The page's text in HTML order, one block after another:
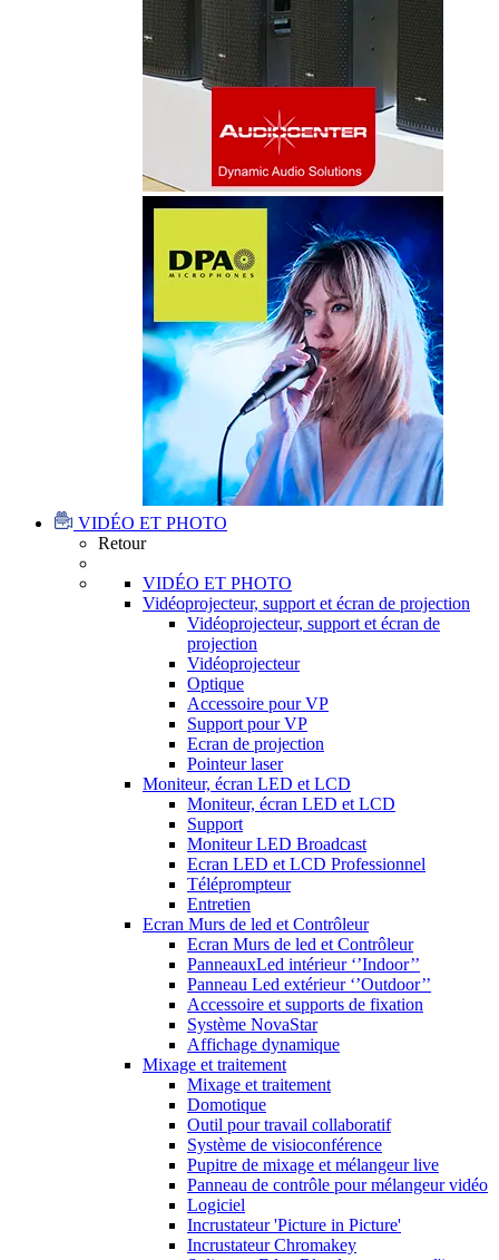
VIDÉO ET PHOTO
Retour
VIDÉO ET PHOTO
Vidéoprojecteur, support et écran de projection
Vidéoprojecteur, support et écran de
projection
Vidéoprojecteur
Optique
Accessoire pour VP
Support pour VP
Ecran de projection
Pointeur laser
Moniteur, écran LED et LCD
Moniteur, écran LED et LCD
Support
Moniteur LED Broadcast
Ecran LED et LCD Professionnel
Téléprompteur
Entretien
Ecran Murs de led et Contrôleur
Ecran Murs de led et Contrôleur
PanneauxLed intérieur ‘’Indoor’’
Panneau Led extérieur ‘’Outdoor’’
Accessoire et supports de fixation
Système NovaStar
Affichage dynamique
Mixage et traitement
Mixage et traitement
Domotique
Outil pour travail collaboratif
Système de visioconférence
Pupitre de mixage et mélangeur live
Panneau de contrôle pour mélangeur vidéo
Logiciel
Incrustateur 'Picture in Picture'
Incrustateur Chromakey